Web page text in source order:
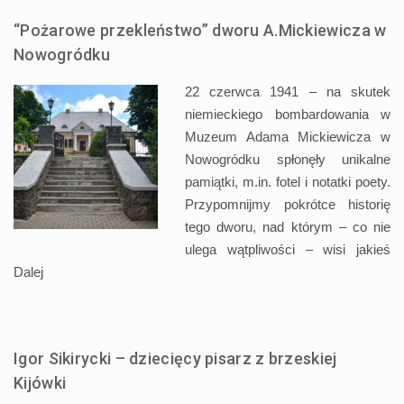
“Pożarowe przekleństwo” dworu A.Mickiewicza w
Nowogródku
22 czerwca 1941 – na skutek
niemieckiego bombardowania w
Muzeum Adama Mickiewicza w
Nowogródku spłonęły unikalne
pamiątki, m.in. fotel i notatki poety.
Przypomnijmy pokrótce historię
tego dworu, nad którym – co nie
ulega wątpliwości – wisi jakieś
Dalej
Igor Sikirycki – dziecięcy pisarz z brzeskiej
Kijówki